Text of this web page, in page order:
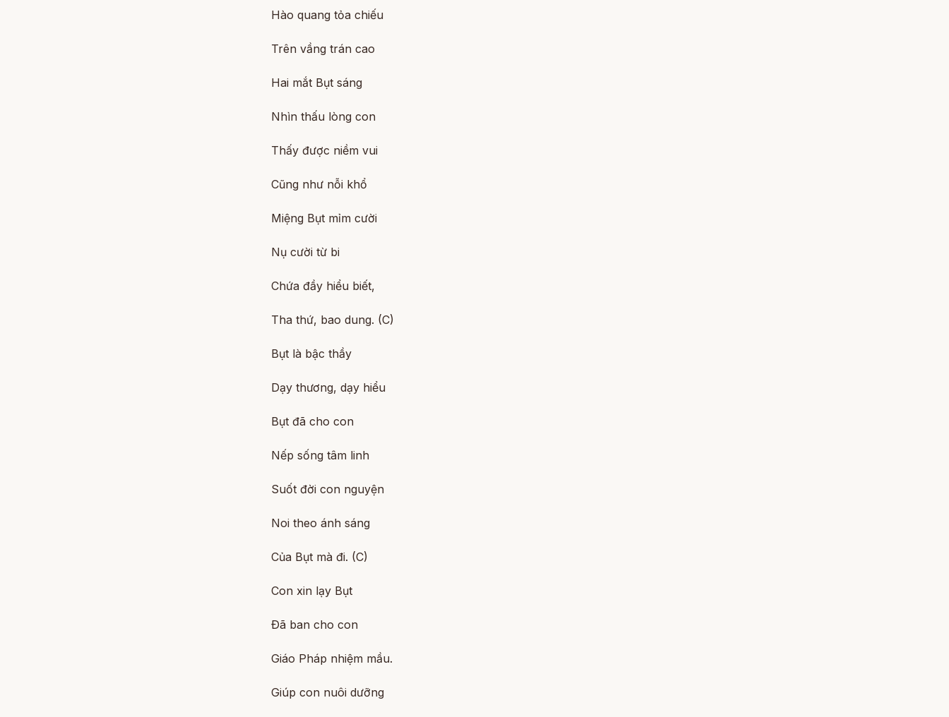
Hào quang tỏa chiếu
Trên vầng trán cao
Hai mắt Bụt sáng
Nhìn thấu lòng con
Thấy được niềm vui
Cũng như nỗi khổ
Miệng Bụt mỉm cười
Nụ cười từ bi
Chứa đầy hiểu biết,
Tha thứ, bao dung. (C)
Bụt là bậc thầy
Dạy thương, dạy hiểu
Bụt đã cho con
Nếp sống tâm linh
Suốt đời con nguyện
Noi theo ánh sáng
Của Bụt mà đi. (C)
Con xin lạy Bụt
Ðã ban cho con
Giáo Pháp nhiệm mầu.
Giúp con nuôi dưỡng